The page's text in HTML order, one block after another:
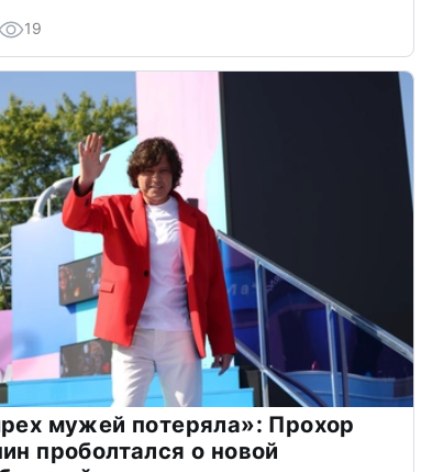
19
мужей потеряла»: Прохор
проболтался о новой